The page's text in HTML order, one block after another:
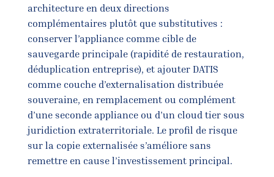
architecture en deux directions
complémentaires plutôt que substitutives :
conserver l’appliance comme cible de
sauvegarde principale (rapidité de restauration,
déduplication entreprise), et ajouter DATIS
comme couche d’externalisation distribuée
souveraine, en remplacement ou complément
d’une seconde appliance ou d’un cloud tier sous
juridiction extraterritoriale. Le profil de risque
sur la copie externalisée s’améliore sans
remettre en cause l’investissement principal.